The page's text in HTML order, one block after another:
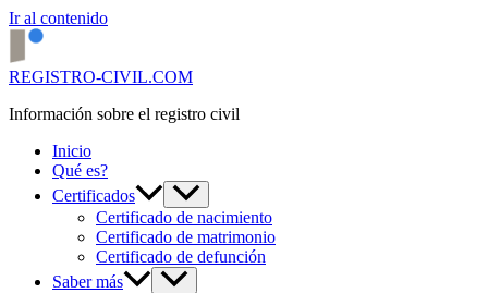
Ir al contenido
REGISTRO-CIVIL.COM
Información sobre el registro civil
Inicio
Qué es?
Certificados
Certificado de nacimiento
Certificado de matrimonio
Certificado de defunción
Saber más